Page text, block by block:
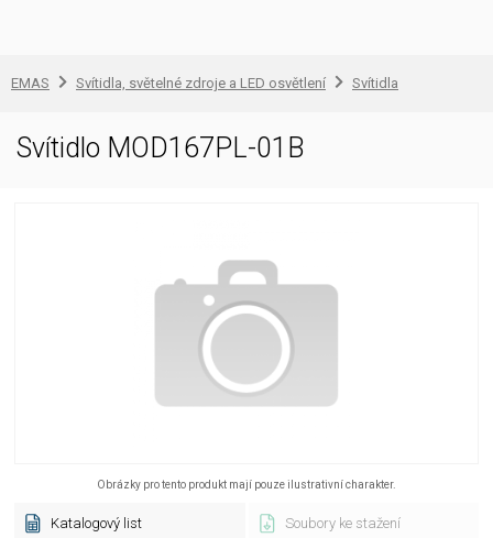
EMAS Svítidla, světelné zdroje a LED osvětlení Svítidla
Svítidlo MOD167PL-01B
Obrázky pro tento produkt mají pouze ilustrativní charakter.
Katalogový list Soubory ke stažení